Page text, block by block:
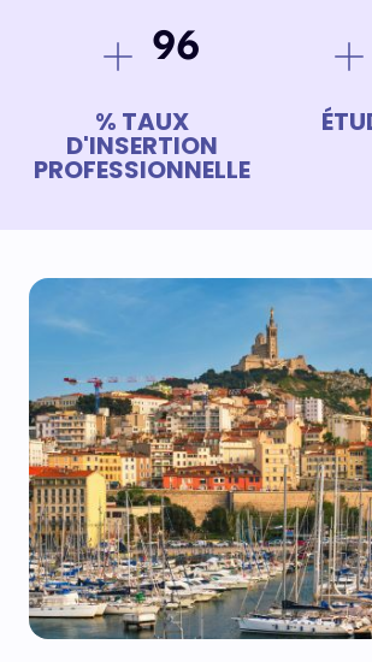
NOTRE PÉDAGOGIE
E-LEARNING
CHIFFRES CLÉS
ENTREPRISE
RECRUTER UN
DÉPOSER UNE OFFRE
PARTENARIATS
ADMISSION
96
% TAUX
D'INSERTION
PROFESSIONNELLE